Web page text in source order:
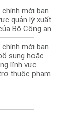
mới ban
quản lý xuất
Bộ Công an
mới ban
sung hoặc
lĩnh vực
thuộc phạm